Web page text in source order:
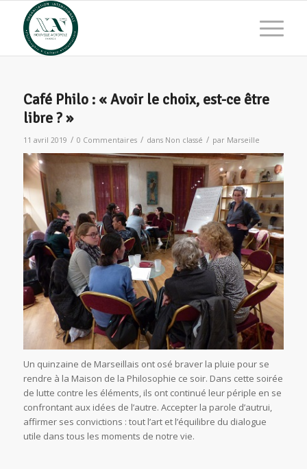
Café Philo : « Avoir le choix, est-ce être
libre ? »
11 avril 2019 / 0 Commentaires / dans Non classé / par Marseille
Un quinzaine de Marseillais ont osé braver la pluie pour se
rendre à la Maison de la Philosophie ce soir. Dans cette soirée
de lutte contre les éléments, ils ont continué leur périple en se
confrontant aux idées de l’autre. Accepter la parole d’autrui,
affirmer ses convictions : tout l’art et l’équilibre du dialogue
utile dans tous les moments de notre vie.